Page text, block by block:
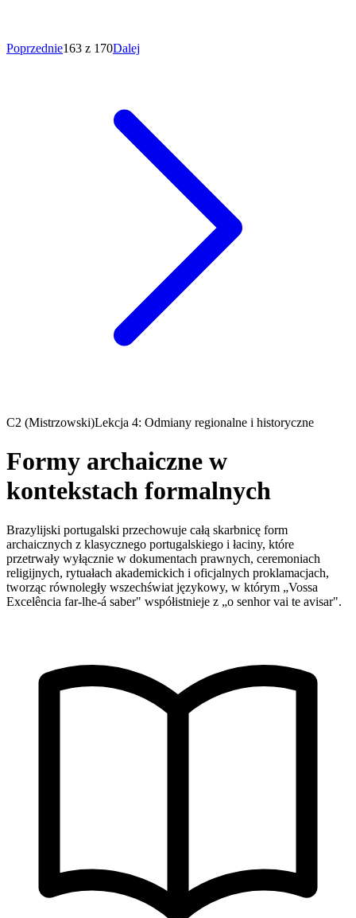
Poprzednie163 z 170Dalej
C2 (Mistrzowski)Lekcja 4: Odmiany regionalne i historyczne
Formy archaiczne w
kontekstach formalnych
Brazylijski portugalski przechowuje całą skarbnicę form
archaicznych z klasycznego portugalskiego i łaciny, które
przetrwały wyłącznie w dokumentach prawnych, ceremoniach
religijnych, rytuałach akademickich i oficjalnych proklamacjach,
tworząc równoległy wszechświat językowy, w którym „Vossa
Excelência far-lhe-á saber" współistnieje z „o senhor vai te avisar".